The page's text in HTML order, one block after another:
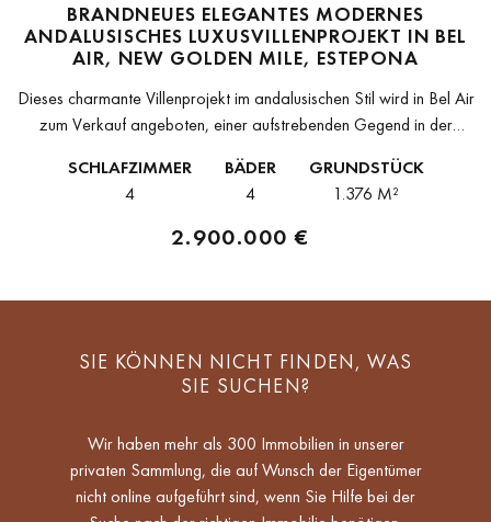
BRANDNEUES ELEGANTES MODERNES
ANDALUSISCHES LUXUSVILLENPROJEKT IN BEL
AIR, NEW GOLDEN MILE, ESTEPONA
Dieses charmante Villenprojekt im andalusischen Stil wird in Bel Air
zum Verkauf angeboten, einer aufstrebenden Gegend in der
mediterranen Ferienorten Marbella...
SCHLAFZIMMER
4
BÄDER
4
GRUNDSTÜCK
1.376 M²
2.900.000 €
SIE KÖNNEN NICHT FINDEN, WAS
SIE SUCHEN?
Wir haben mehr als 300 Immobilien in unserer
privaten Sammlung, die auf Wunsch der Eigentümer
nicht online aufgeführt sind, wenn Sie Hilfe bei der